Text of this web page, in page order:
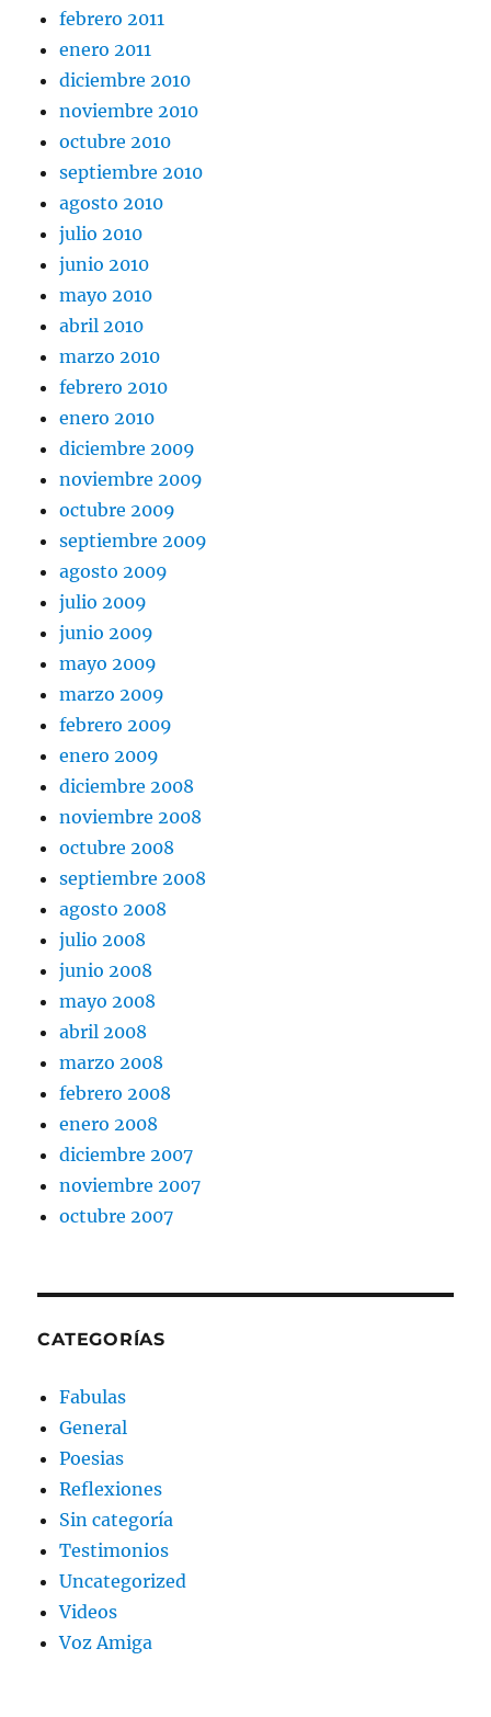
febrero 2011
enero 2011
diciembre 2010
noviembre 2010
octubre 2010
septiembre 2010
agosto 2010
julio 2010
junio 2010
mayo 2010
abril 2010
marzo 2010
febrero 2010
enero 2010
diciembre 2009
noviembre 2009
octubre 2009
septiembre 2009
agosto 2009
julio 2009
junio 2009
mayo 2009
marzo 2009
febrero 2009
enero 2009
diciembre 2008
noviembre 2008
octubre 2008
septiembre 2008
agosto 2008
julio 2008
junio 2008
mayo 2008
abril 2008
marzo 2008
febrero 2008
enero 2008
diciembre 2007
noviembre 2007
octubre 2007
CATEGORÍAS
Fabulas
General
Poesias
Reflexiones
Sin categoría
Testimonios
Uncategorized
Videos
Voz Amiga